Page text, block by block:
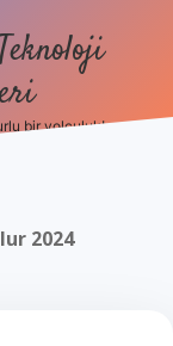
bir yolculuk!
2024